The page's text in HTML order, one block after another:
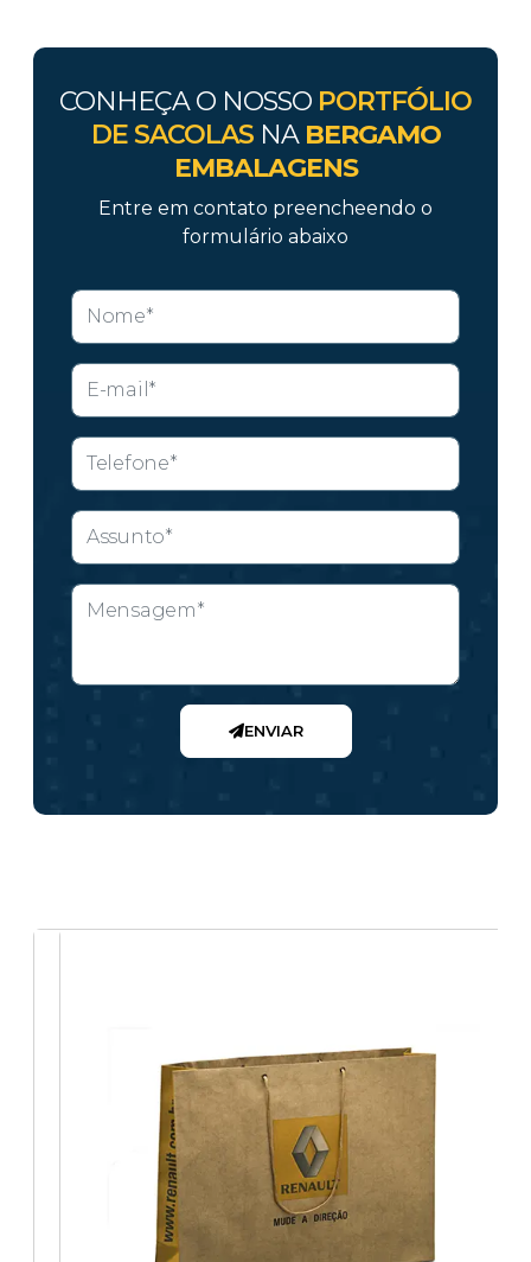
CONHEÇA O NOSSO PORTFÓLIO
DE SACOLASNA BERGAMO
EMBALAGENS
Entre em contato preencheendo o
formulário abaixo
ENVIAR
Empresa de Sacolas personalizadas de
papelão